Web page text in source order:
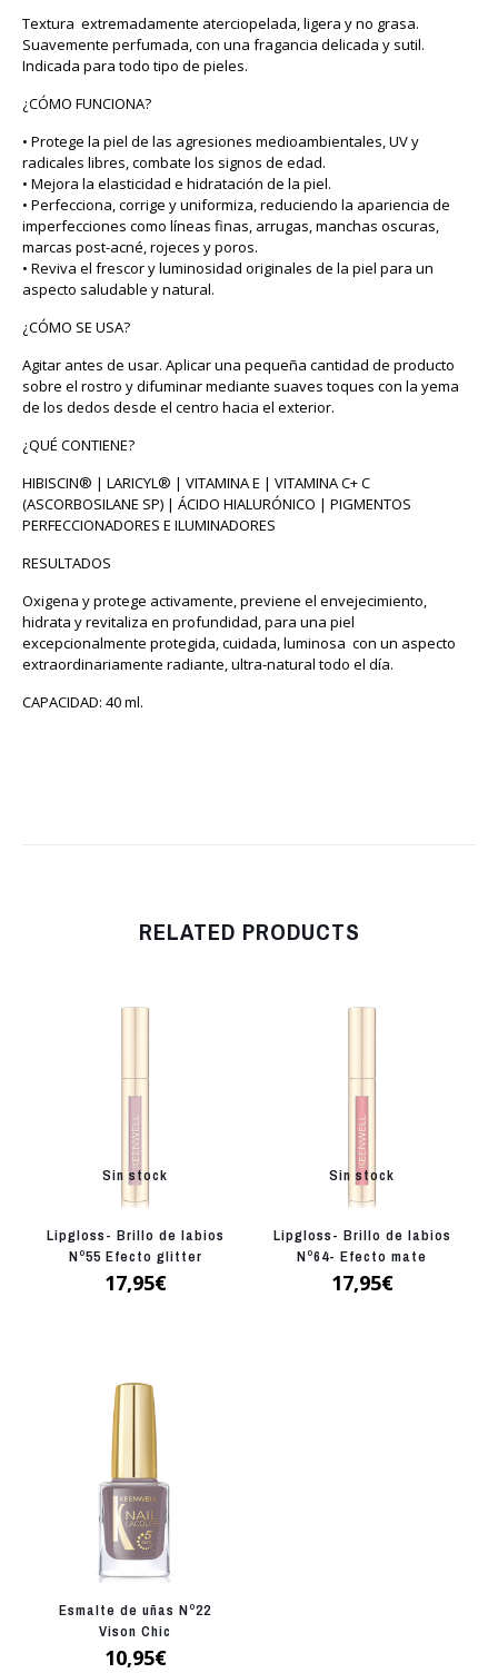
Textura extremadamente aterciopelada, ligera y no grasa.
Suavemente perfumada, con una fragancia delicada y sutil.
Indicada para todo tipo de pieles.
¿CÓMO FUNCIONA?
• Protege la piel de las agresiones medioambientales, UV y
radicales libres, combate los signos de edad.
• Mejora la elasticidad e hidratación de la piel.
• Perfecciona, corrige y uniformiza, reduciendo la apariencia de
imperfecciones como líneas finas, arrugas, manchas oscuras,
marcas post-acné, rojeces y poros.
• Reviva el frescor y luminosidad originales de la piel para un
aspecto saludable y natural.
¿CÓMO SE USA?
Agitar antes de usar. Aplicar una pequeña cantidad de producto
sobre el rostro y difuminar mediante suaves toques con la yema
de los dedos desde el centro hacia el exterior.
¿QUÉ CONTIENE?
HIBISCIN® | LARICYL® | VITAMINA E | VITAMINA C+ C
(ASCORBOSILANE SP) | ÁCIDO HIALURÓNICO | PIGMENTOS
PERFECCIONADORES E ILUMINADORES
RESULTADOS
Oxigena y protege activamente, previene el envejecimiento,
hidrata y revitaliza en profundidad, para una piel
excepcionalmente protegida, cuidada, luminosa con un aspecto
extraordinariamente radiante, ultra-natural todo el día.
CAPACIDAD: 40 ml.
RELATED PRODUCTS
Sin stock
Lipgloss- Brillo de labios
Nº55 Efecto glitter
17,95€
Sin stock
Lipgloss- Brillo de labios
Nº64- Efecto mate
17,95€
Esmalte de uñas Nº22
Vison Chic
10,95€